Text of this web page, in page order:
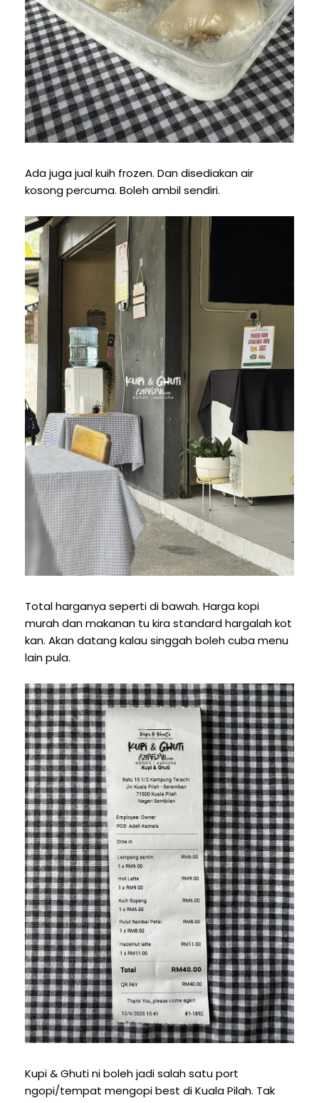
Ada juga jual kuih frozen. Dan disediakan air
kosong percuma. Boleh ambil sendiri.
Total harganya seperti di bawah. Harga kopi
murah dan makanan tu kira standard hargalah kot
kan. Akan datang kalau singgah boleh cuba menu
lain pula.
Kupi & Ghuti ni boleh jadi salah satu port
ngopi/tempat mengopi best di Kuala Pilah. Tak